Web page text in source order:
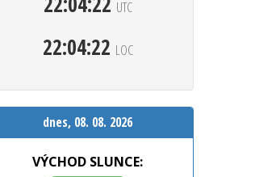
UTC
22:04:23 LOC
dnes, 08. 08. 2026
VÝCHOD SLUNCE: